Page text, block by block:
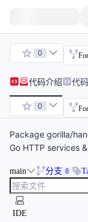
0
代码介绍 代码
0
Package gorilla/
Go HTTP services
main 分支 8
IDE